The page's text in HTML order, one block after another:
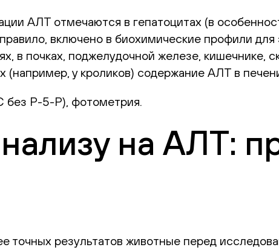
АЛТ отмечаются в гепатоцитах (в
включено в биохимические профили
в почках, поджелудочной железе, кишечнике,
(например, у кроликов) содержание АЛТ в
без Р-5-Р), фотометрия.
на АЛТ:
точных результатов животные перед